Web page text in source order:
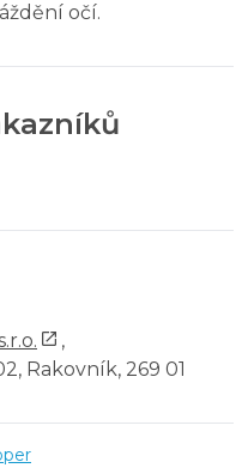
očí.
,
Rakovník, 269 01